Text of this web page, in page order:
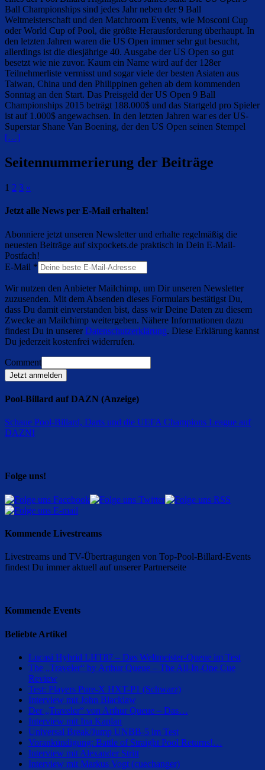
Ball Championships sind jedes Jahr neben der 9 Ball
Weltmeisterschaft und den Matchroom Events, wie Mosconi Cup
oder World Cup of Pool, die größte Herausforderung überhaupt. In
den letzten Jahren waren die US Open immer sehr gut besucht,
allerdings ist die diesjährige 40. Ausgabe der US Open so gut
besetzt wie nie zuvor. Kaum ein Name wird auf der 128er
Teilnehmerliste vermisst und sogar viele der besten Asiaten aus
Taiwan, China und den Philippinen gehen ab dem kommenden
Sonntag an den Start. Das Preisgeld der US Open 9 Ball
Championships 2015 beträgt 188.000$ und das Startgeld pro Spieler
ist auf 1.000$ angewachsen. In den letzten Jahren war es der US-
Superstar Shane Van Boening, der den US Open seinen Stempel
[…]
Seitennummerierung der Beiträge
1 2 3 »
Jetzt alle News per E-Mail erhalten!
Abonniere jetzt unseren Newsletter und erhalte regelmäßig die
neuesten Beiträge auf sixpockets.de praktisch in Dein E-Mail-
Postfach!
E-Mail *
Wir nutzen den Anbieter Mailchimp, um Dir unseren Newsletter
zuzusenden. Mit dem Absenden dieses Formulars bestätigst Du,
dass Du damit einverstanden bist, dass wir Deine Daten zu diesem
Zwecke an Mailchimp weitergeben. Nähere Informationen dazu
findest Du in unsererDatenschutzerklärung. Diese Erklärung kannst
Du jederzeit kostenfrei widerrufen.
Comment
Jetzt anmelden
Pool-Billard auf DAZN (Anzeige)
Schaue Pool-Billard, Darts und die UEFA Champions League auf
DAZN!
Folge uns!
Kommende Livestreams
Livestreams und TV-Übertragungen von Top-Pool-Billard-Events
findest Du immer aktuell auf unserer Partnerseite
Kommende Events
Beliebte Artikel
Lucasi Hybrid LHT87 – Das Weltmeister-Queue im Test
The „Traveler“ by Arthur Queue – The All-In-One Cue
Review
Test: Players Pure-X HXT-P1 (Schwarz)
Interview mit John Blacklaw
Der „Traveler“ von Arthur Queue – Das…
Interview mit Ina Kaplan
Universal Break/Jump UNBB-5 im Test
Vorankündigung: Battle of Straight Pool Returns!…
Interview mit Alexander Stritt
Interview mit Markus Vogt (cuechanger)